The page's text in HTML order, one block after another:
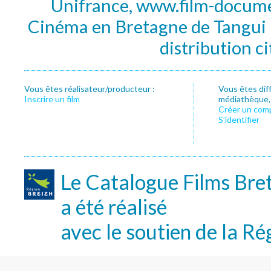
Unifrance, www.film-
Cinéma en Bretagne de
distribution
Vous êtes réalisateur/producteur :
Inscrire un film
Vous êtes
Créer un
S’identifier
Le Catalogue Films
a été réalisé
avec le soutien de la